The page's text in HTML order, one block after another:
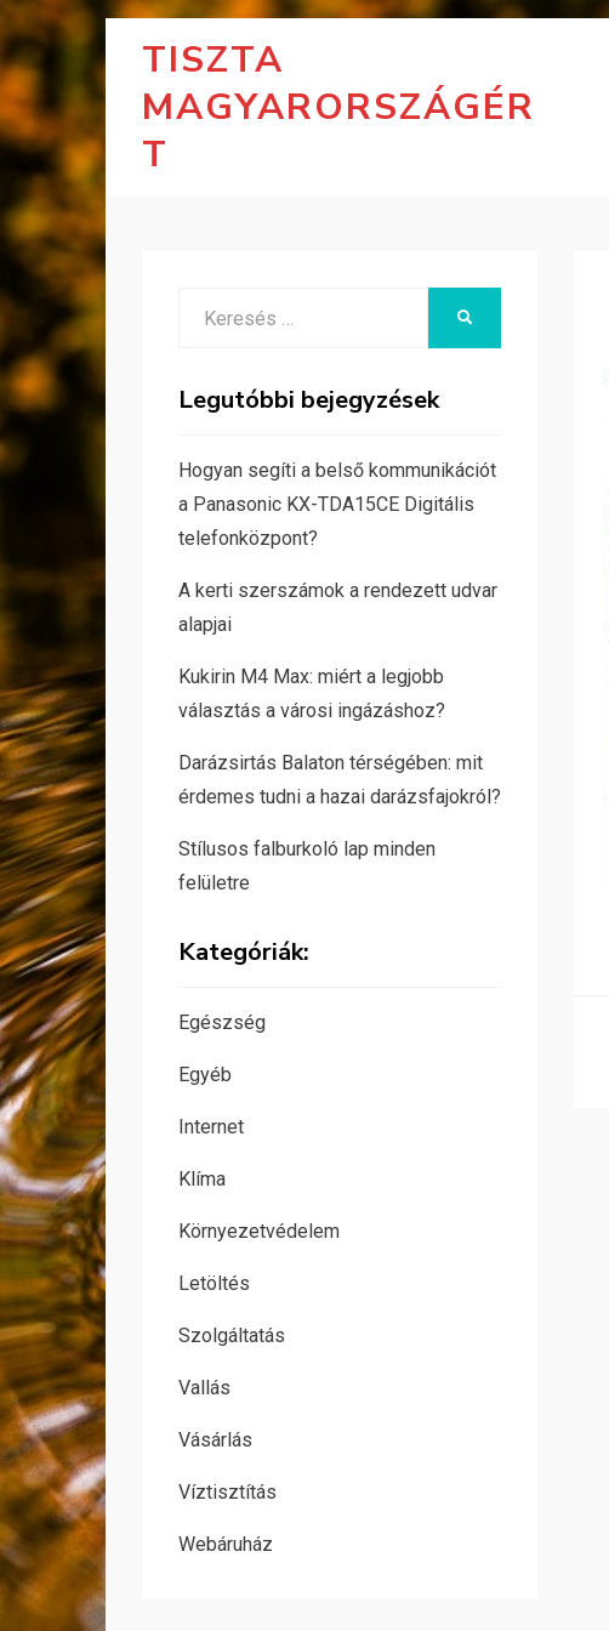
TISZTA
MAGYARORSZÁGÉR
T
Legutóbbi bejegyzések
Hogyan segíti a belső kommunikációt
a Panasonic KX-TDA15CE Digitális
telefonközpont?
A kerti szerszámok a rendezett udvar
alapjai
Kukirin M4 Max: miért a legjobb
választás a városi ingázáshoz?
Darázsirtás Balaton térségében: mit
érdemes tudni a hazai darázsfajokról?
Stílusos falburkoló lap minden
felületre
Kategóriák:
Egészség
Egyéb
Internet
Klíma
Környezetvédelem
Letöltés
Szolgáltatás
Vallás
Vásárlás
Víztisztítás
Webáruház